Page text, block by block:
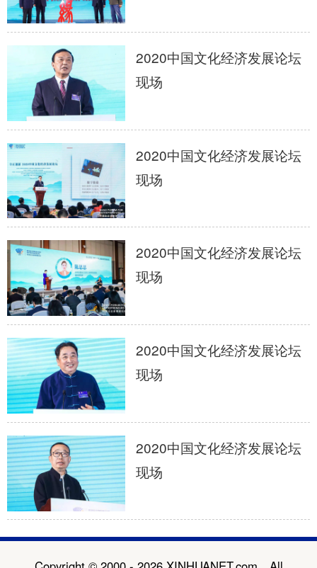
2020中国文化经济发展论坛
现场
2020中国文化经济发展论坛
现场
2020中国文化经济发展论坛
现场
2020中国文化经济发展论坛
现场
2020中国文化经济发展论坛
现场